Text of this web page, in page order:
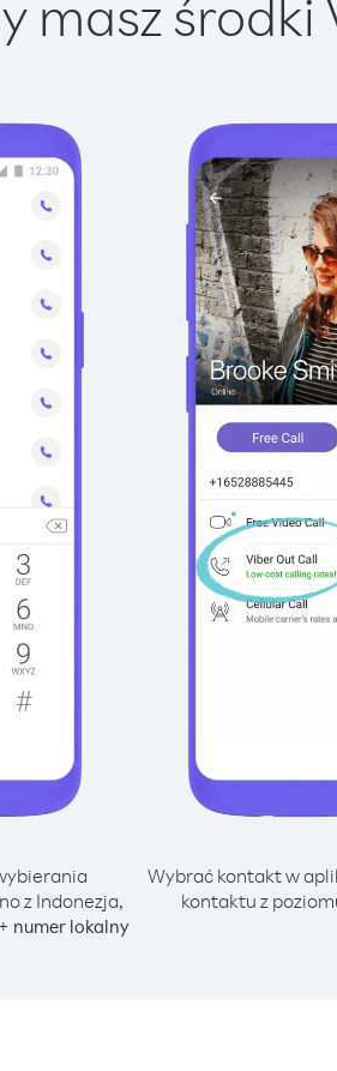
masz środki
z Indonezja,
+ numer lokalny
Wybrać kontakt w
kontaktu z